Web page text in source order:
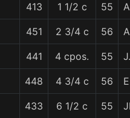
413 1 1/2 c 55
451 2 3/4 c 56
441 4 cpos. 55
448 4 3/4 c 56
433 6 1/2 c 55